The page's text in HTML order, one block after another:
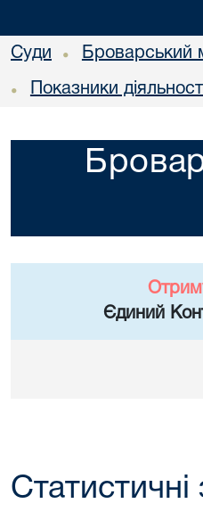
Суди • Броварський
• Показники
Єдиний
Статистичні